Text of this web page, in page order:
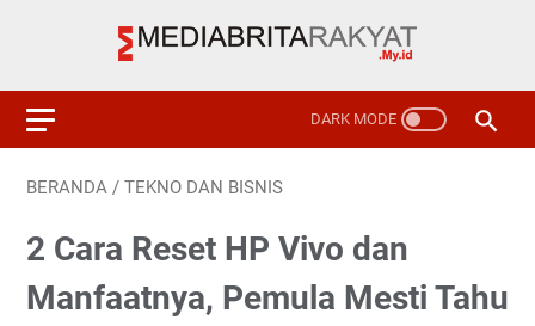
BERANDA / TEKNO DAN BISNIS
2 Cara Reset HP Vivo dan
Manfaatnya, Pemula Mesti Tahu